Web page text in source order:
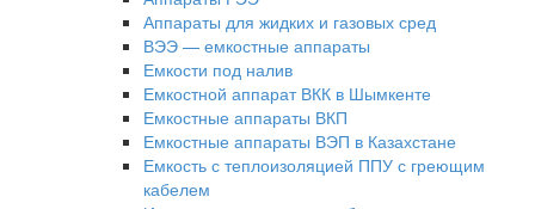
Аппараты для жидких и газовых сред
ВЭЭ — емкостные аппараты
Емкости под налив
Емкостной аппарат ВКК в Шымкенте
Емкостные аппараты ВКП
Емкостные аппараты ВЭП в Казахстане
Емкость с теплоизоляцией ППУ с греющим
кабелем